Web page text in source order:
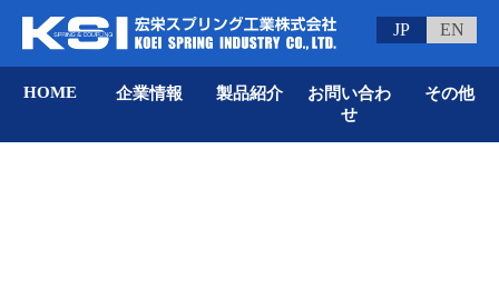
JP EN
HOME 企業情報 製品紹介
お問い合わ
せ
その他